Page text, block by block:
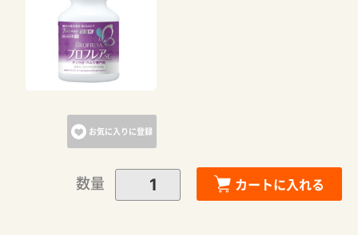
お気に入りに登録
数量 カートに入れる